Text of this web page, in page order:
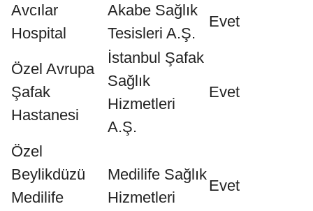
Avcılar
Hospital
Akabe Sağlık
Tesisleri A.Ş.
Evet
Özel Avrupa
Şafak
Hastanesi
İstanbul Şafak
Sağlık
Hizmetleri
A.Ş.
Evet
Özel
Beylikdüzü
Medilife
Medilife Sağlık
Hizmetleri
Evet